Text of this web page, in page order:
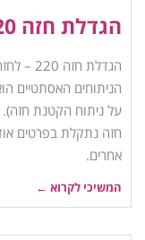
הגדלת חזה 220
הגדלת
הניתוחים האסתטיים
על ניתוח הקטנת
אחרים.
המשיכי לקרוא ←